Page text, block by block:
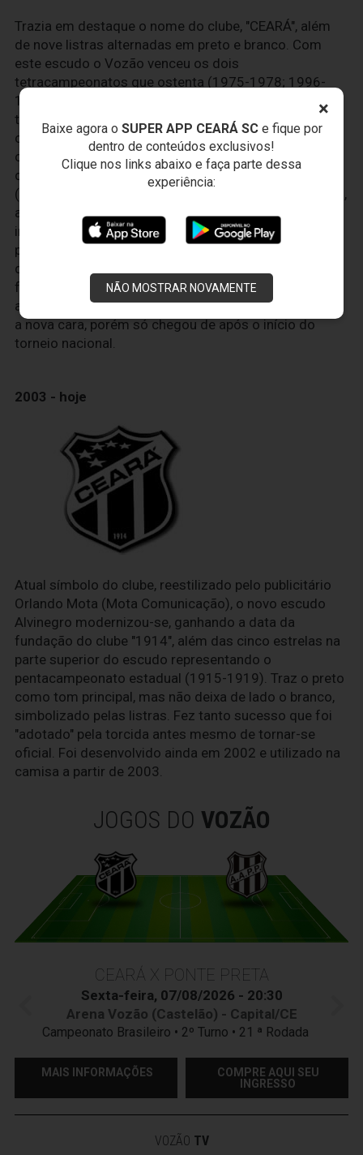
×
Baixe agora o SUPER APP CEARÁ SCe fique por
dentro de conteúdos exclusivos!
Clique nos links abaixo e faça parte dessa
experiência:
NÃO MOSTRAR NOVAMENTE
Trazia em destaque o nome do clube, "CEARÁ", além
de nove listras alternadas em preto e branco. Com
este escudo o Vozão venceu os dois
tetracampeonatos que ostenta (1975-1978; 1996-
1999), além de conquistar a melhor colocação de um
time cearense em campeonatos nacionais: 7ª
colocação em 1985. Conquistou também o vice-
campeonato da Copa do Brasil em 1994, participando
da Taça da Confederação Sul Americana de Futebol
(Conmebol) em 1995, sendo a única equipe do estado,
até os dias atuais, a disputar uma competição
internacional. A alteração para este escudo foi
planejada para a disputada do Campeonato Brasileiro
de 1972 e foi definido que esta mudança seria de
forma definitiva. Sabe-se ainda que o clube jogou
algumas partidas no Cearense do mesmo ano já com
a nova cara, porém só chegou de após o início do
torneio nacional.
2003 - hoje
Atual símbolo do clube, reestilizado pelo publicitário
Orlando Mota (Mota Comunicação), o novo escudo
Alvinegro modernizou-se, ganhando a data da
fundação do clube "1914", além das cinco estrelas na
parte superior do escudo representando o
pentacampeonato estadual (1915-1919). Traz o preto
como tom principal, mas não deixa de lado o branco,
simbolizado pelas listras. Fez tanto sucesso que foi
"adotado" pela torcida antes mesmo de tornar-se
oficial. Foi desenvolvido ainda em 2002 e utilizado na
camisa a partir de 2003.
JOGOS DO VOZÃO
CEARÁ X PONTE PRETA
Sexta-feira, 07/08/2026 - 20:30
Arena Vozão (Castelão) - Capital/CE
Campeonato Brasileiro • 2º Turno • 21 ª Rodada
MAIS INFORMAÇÕES
COMPRE AQUI SEU
INGRESSO
VOZÃO TV